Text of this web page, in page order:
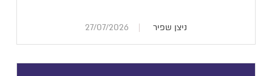
ניצן שפיר 27/07/2026